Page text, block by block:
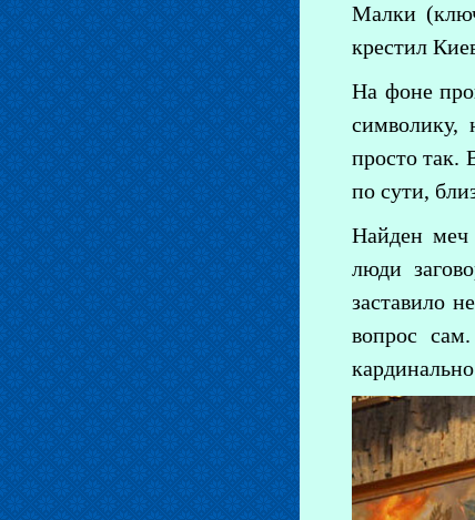
Малки
крестил
На фоне
символику,
просто так.
по сути,
Найден меч
люди
заставило
вопрос